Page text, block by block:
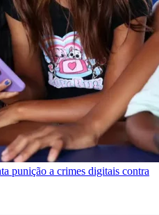
punição a crimes digitais contra